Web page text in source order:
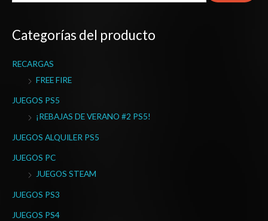
u
c
r
o
Categorías del producto
RECARGAS
FREE FIRE
JUEGOS PS5
¡REBAJAS DE VERANO #2 PS5!
JUEGOS ALQUILER PS5
JUEGOS PC
JUEGOS STEAM
JUEGOS PS3
JUEGOS PS4